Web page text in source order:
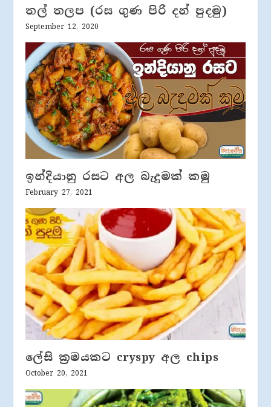
තල් තලප (රස ගුණ පිරි දන් පුදමු)
September 12, 2020
ඉන්දියානු රසට අල බැදුමක් කමු
February 27, 2021
ලේසි ක්‍රමයකට cryspy අල chips
October 20, 2021